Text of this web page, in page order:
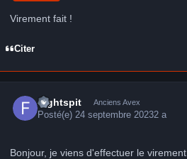
Virement fait !
Citer
Fightspit Anciens Avex
Posté(e)24 septembre 20232 a
Bonjour, je viens d'effectuer le virement.